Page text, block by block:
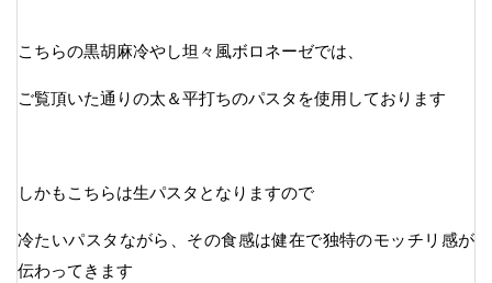
こちらの黒胡麻冷やし坦々風ボロネーゼでは、
ご覧頂いた通りの太＆平打ちのパスタを使用しております
しかもこちらは生パスタとなりますので
冷たいパスタながら、その食感は健在で独特のモッチリ感が
伝わってきます